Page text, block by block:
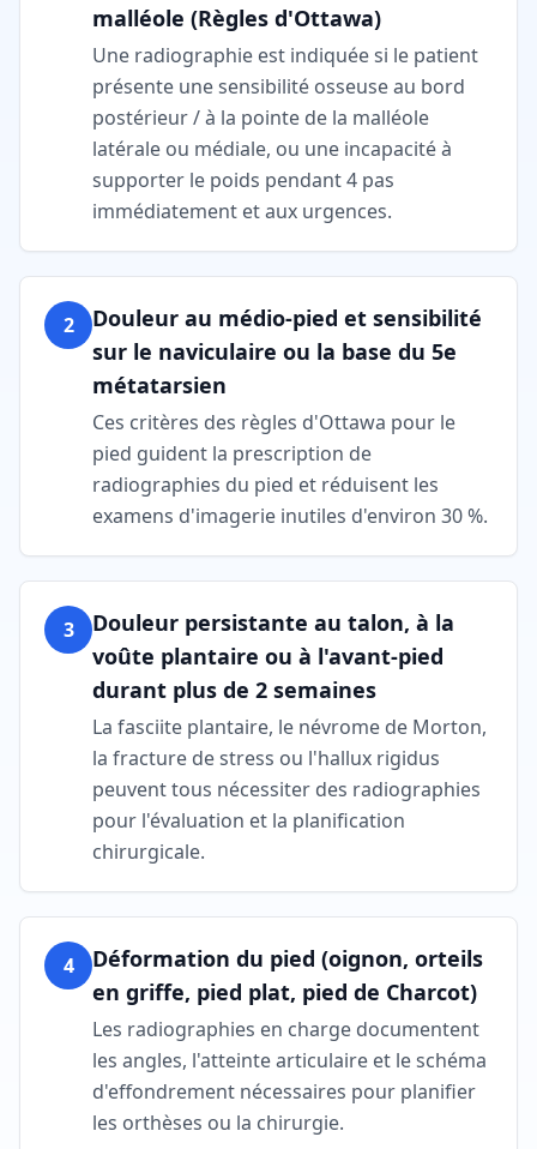
malléole (Règles d'Ottawa)
Une radiographie est indiquée si le patient
présente une sensibilité osseuse au bord
postérieur / à la pointe de la malléole
latérale ou médiale, ou une incapacité à
supporter le poids pendant 4 pas
immédiatement et aux urgences.
2
Douleur au médio-pied et sensibilité
sur le naviculaire ou la base du 5e
métatarsien
Ces critères des règles d'Ottawa pour le
pied guident la prescription de
radiographies du pied et réduisent les
examens d'imagerie inutiles d'environ 30 %.
3
Douleur persistante au talon, à la
voûte plantaire ou à l'avant-pied
durant plus de 2 semaines
La fasciite plantaire, le névrome de Morton,
la fracture de stress ou l'hallux rigidus
peuvent tous nécessiter des radiographies
pour l'évaluation et la planification
chirurgicale.
4
Déformation du pied (oignon, orteils
en griffe, pied plat, pied de Charcot)
Les radiographies en charge documentent
les angles, l'atteinte articulaire et le schéma
d'effondrement nécessaires pour planifier
les orthèses ou la chirurgie.